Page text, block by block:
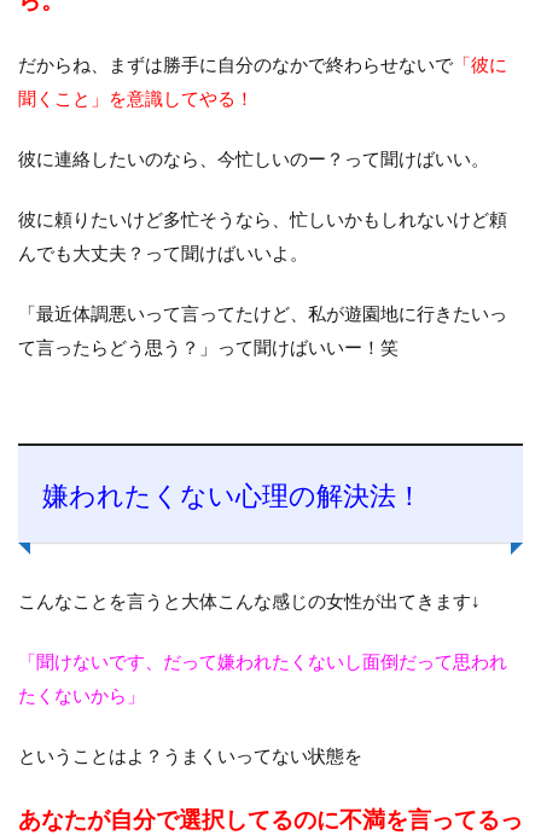
だからね、まずは勝手に自分のなかで終わらせないで 「彼に
聞くこと」を意識してやる！
彼に連絡したいのなら、今忙しいのー？って聞けばいい。
彼に頼りたいけど多忙そうなら、忙しいかもしれないけど頼
んでも大丈夫？って聞けばいいよ。
「最近体調悪いって言ってたけど、私が遊園地に行きたいっ
て言ったらどう思う？」って聞けばいいー！笑
嫌われたくない心理の解決法！
こんなことを言うと大体こんな感じの女性が出てきます↓
「聞けないです、だって嫌われたくないし面倒だって思われ
たくないから」
ということはよ？うまくいってない状態を
あなたが自分で選択してるのに不満を言ってるっ